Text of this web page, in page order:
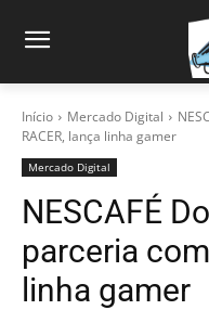
Início Mercado Digital
RACER, lança linha gamer
Mercado Digital
NESCAFÉ
parceria
linha gamer